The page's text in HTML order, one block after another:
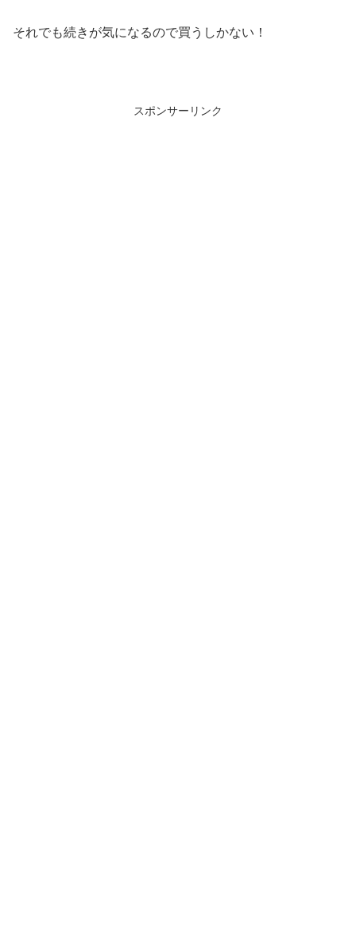
それでも続きが気になるので買うしかない！
スポンサーリンク